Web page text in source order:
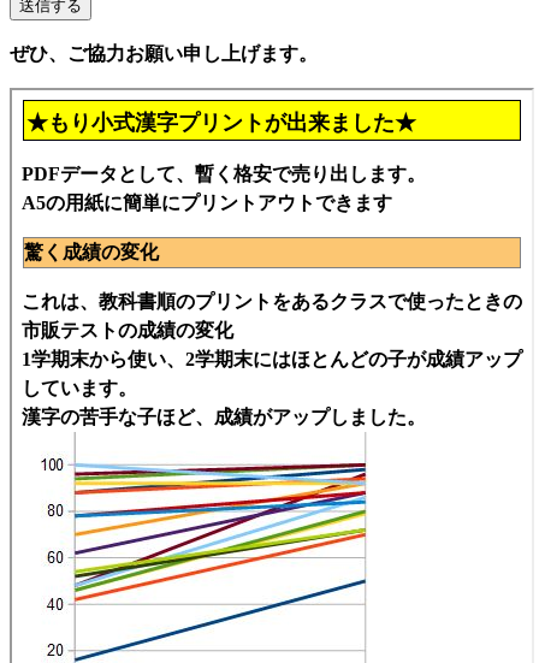
ぜひ、ご協力お願い申し上げます。